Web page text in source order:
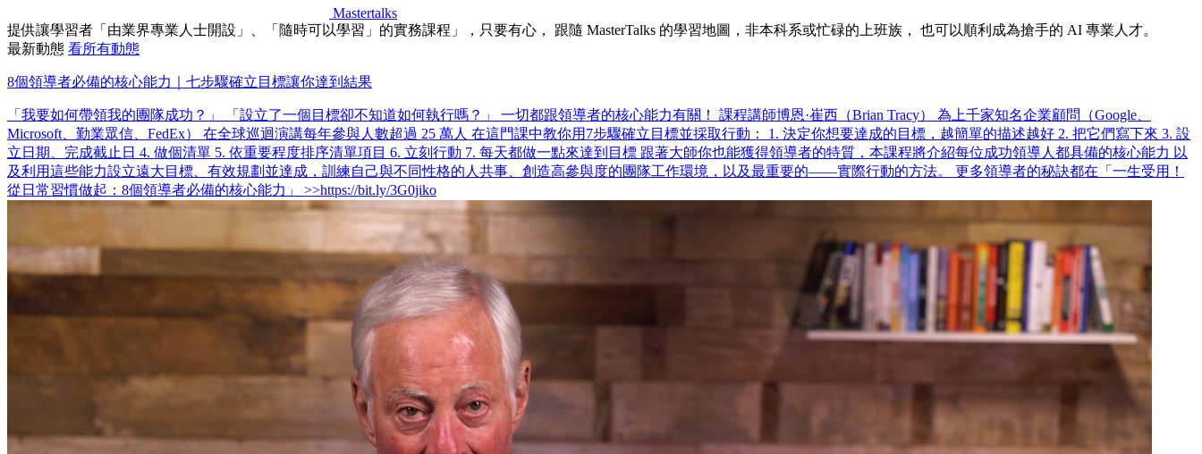
Mastertalks
提供讓學習者「由業界專業人士開設」、「隨時可以學習」的實務課程」，只要有心， 跟隨 MasterTalks 的學習地圖，非本科系或忙碌的上班族， 也可以順利成為搶手的 AI 專業人才。
最新動態 看所有動態
8個領導者必備的核心能力｜七步驟確立目標讓你達到結果
「我要如何帶領我的團隊成功？」 「設立了一個目標卻不知道如何執行嗎？」 一切都跟領導者的核心能力有關！ 課程講師博恩·崔西（Brian Tracy） 為上千家知名企業顧問（Google、
Microsoft、勤業眾信、FedEx） 在全球巡迴演講每年參與人數超過 25 萬人 在這門課中教你用7步驟確立目標並採取行動： 1. 決定你想要達成的目標，越簡單的描述越好 2. 把它們寫下來 3. 設
立日期、完成截止日 4. 做個清單 5. 依重要程度排序清單項目 6. 立刻行動 7. 每天都做一點來達到目標 跟著大師你也能獲得領導者的特質，本課程將介紹每位成功領導人都具備的核心能力 以
及利用這些能力設立遠大目標、有效規劃並達成，訓練自己與不同性格的人共事、創造高參與度的團隊工作環境，以及最重要的——實際行動的方法。 更多領導者的秘訣都在「一生受用！
從日常習慣做起：8個領導者必備的核心能力」 >>https://bit.ly/3G0jiko